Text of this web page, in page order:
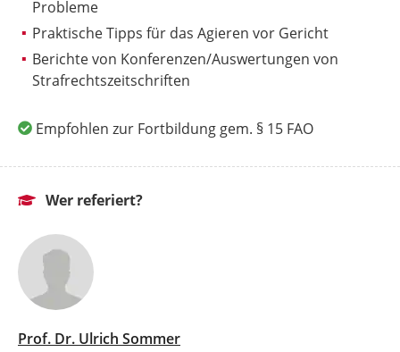
Probleme
Praktische Tipps für das Agieren vor Gericht
Berichte von Konferenzen/Auswertungen von
Strafrechtszeitschriften
Empfohlen zur Fortbildung gem. § 15 FAO
Wer referiert?
Prof. Dr. Ulrich Sommer